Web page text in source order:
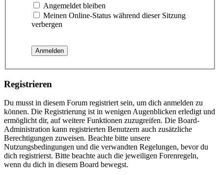
Angemeldet bleiben
Meinen Online-Status während dieser Sitzung
verbergen
Registrieren
Du musst in diesem Forum registriert sein, um dich anmelden zu
können. Die Registrierung ist in wenigen Augenblicken erledigt und
ermöglicht dir, auf weitere Funktionen zuzugreifen. Die Board-
Administration kann registrierten Benutzern auch zusätzliche
Berechtigungen zuweisen. Beachte bitte unsere
Nutzungsbedingungen und die verwandten Regelungen, bevor du
dich registrierst. Bitte beachte auch die jeweiligen Forenregeln,
wenn du dich in diesem Board bewegst.